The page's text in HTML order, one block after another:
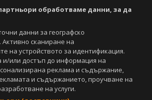
обработваме данни, за да
данни за географско
сканиране на
на устройството за идентификация.
и/или достъп до информация на
реклама и съдържание,
и съдържанието, проучване на
на услуги.